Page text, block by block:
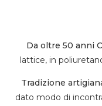
Da oltre 50 anni
lattice, in
Tradizione
dato modo di